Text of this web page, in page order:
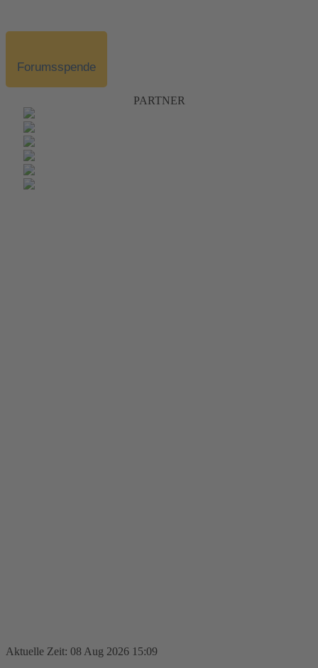
Forumsspende
PARTNER
Aktuelle Zeit: 08 Aug 2026 15:09